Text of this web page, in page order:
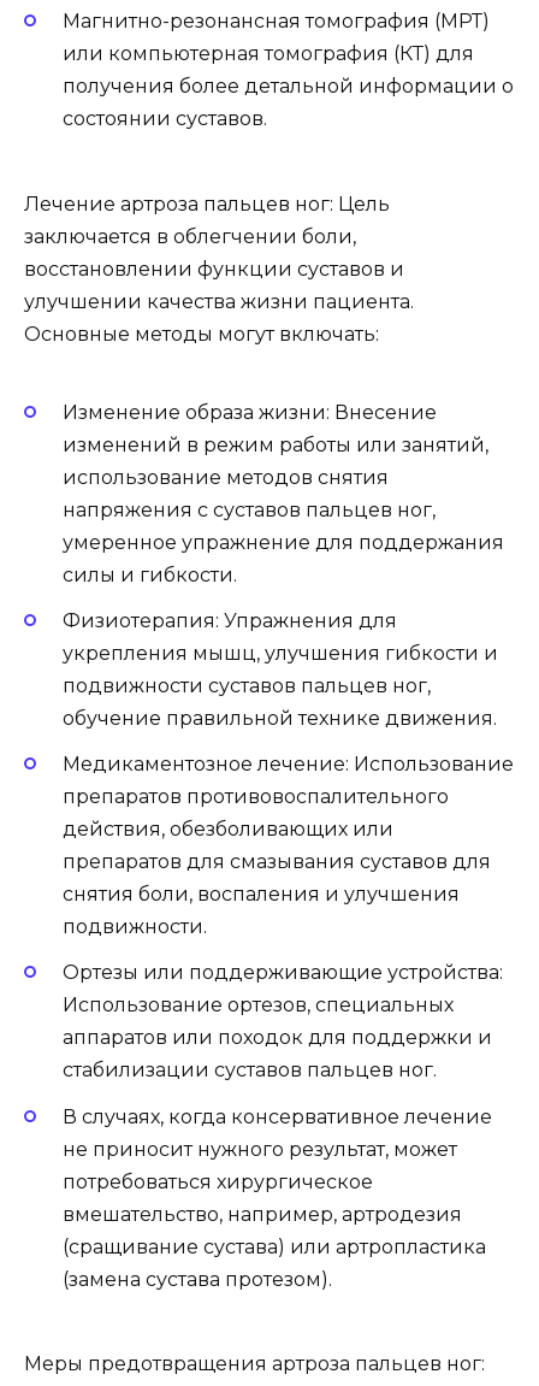
Магнитно-резонансная томография (МРТ)
или компьютерная томография (КТ) для
получения более детальной информации о
состоянии суставов.
Лечение артроза пальцев ног: Цель
заключается в облегчении боли,
восстановлении функции суставов и
улучшении качества жизни пациента.
Основные методы могут включать:
Изменение образа жизни: Внесение
изменений в режим работы или занятий,
использование методов снятия
напряжения с суставов пальцев ног,
умеренное упражнение для поддержания
силы и гибкости.
Физиотерапия: Упражнения для
укрепления мышц, улучшения гибкости и
подвижности суставов пальцев ног,
обучение правильной технике движения.
Медикаментозное лечение: Использование
препаратов противовоспалительного
действия, обезболивающих или
препаратов для смазывания суставов для
снятия боли, воспаления и улучшения
подвижности.
Ортезы или поддерживающие устройства:
Использование ортезов, специальных
аппаратов или походок для поддержки и
стабилизации суставов пальцев ног.
В случаях, когда консервативное лечение
не приносит нужного результат, может
потребоваться хирургическое
вмешательство, например, артродезия
(сращивание сустава) или артропластика
(замена сустава протезом).
Меры предотвращения артроза пальцев ног: